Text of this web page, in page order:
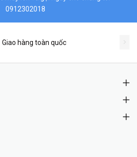
0912302018
Giao hàng toàn quốc